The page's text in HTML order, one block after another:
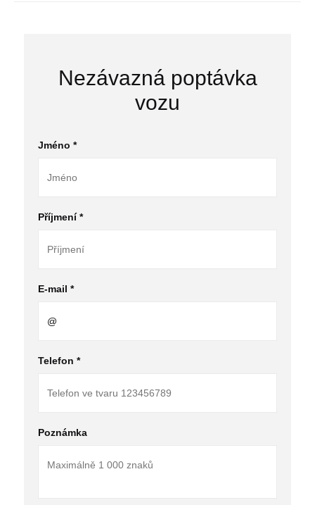
Nezávazná poptávka
vozu
Jméno *
Příjmení *
E-mail *
Telefon *
Poznámka